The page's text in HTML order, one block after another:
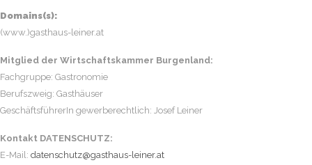
Domains(s):
(www.)gasthaus-leiner.at
Mitglied der Wirtschaftskammer Burgenland:
Fachgruppe: Gastronomie
Berufszweig: Gasthäuser
GeschäftsführerIn gewerberechtlich: Josef Leiner
Kontakt DATENSCHUTZ:
E-Mail: